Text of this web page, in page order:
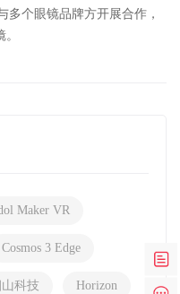
多个眼镜品牌方开展合作，
Maker VR
Cosmos 3 Edge
科技 Horizon